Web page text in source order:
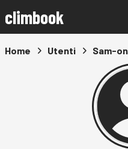
climbook
Home Utenti Sam-